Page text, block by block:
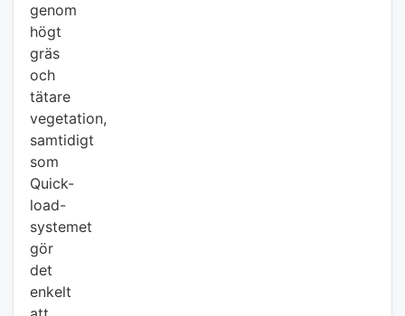
genom
högt
gräs
och
tätare
vegetation,
samtidigt
som
Quick-
load-
systemet
gör
det
enkelt